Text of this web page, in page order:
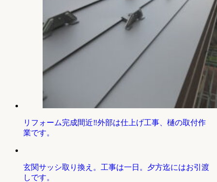
リフォーム完成間近‼外部は仕上げ工事、樋の取付作
業です。
玄関サッシ取り換え。工事は一日。夕方迄にはお引渡
しです。